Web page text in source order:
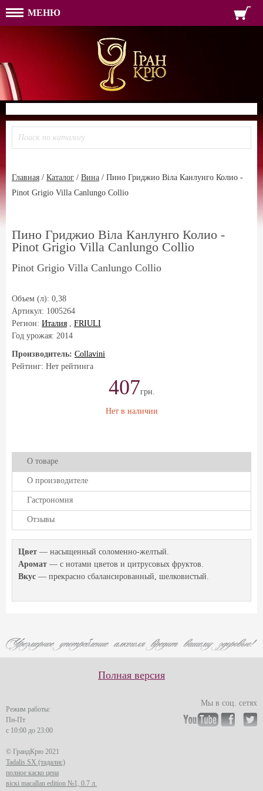
МЕНЮ
ПАРОЛЬ
ФОРМА ОБРАТНОЙ
ТЕЛЕФОН:
ИМЯ
ПАРОЛЬ
Главная / Каталог / Вина / Пино Гриджио Віла Канлунго Колио -
Pinot Grigio Villa Canlungo Collio
Пино Гриджио Віла Канлунго Колио -
Pinot Grigio Villa Canlungo Collio
Pinot Grigio Villa Canlungo Collio
Объем (л): 0,38
Артикул: 1005264
Регион: Италия , FRIULI
Год урожая: 2014
Производитель: Collavini
Рейтинг: Нет рейтинга
407грн.
Нет в наличии
О товаре
О производителе
Гастрономия
Отзывы
Цвет — насыщенный соломенно-желтый.
Аромат — с нотами цветов и цитрусовых фруктов.
Вкус — прекрасно сбалансированный, шелковистый.
Полная версия
Режим работы:
Пн-Пт
с 10:00 до 23:00
© ГрандКрю 2021
Tadalis SX (тадалис)
полное каско цена
віскі macallan edition №1, 0.7 л.
Мы в соц. сетях